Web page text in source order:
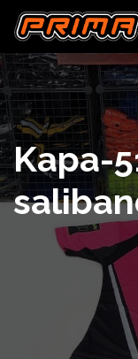
Kapa-